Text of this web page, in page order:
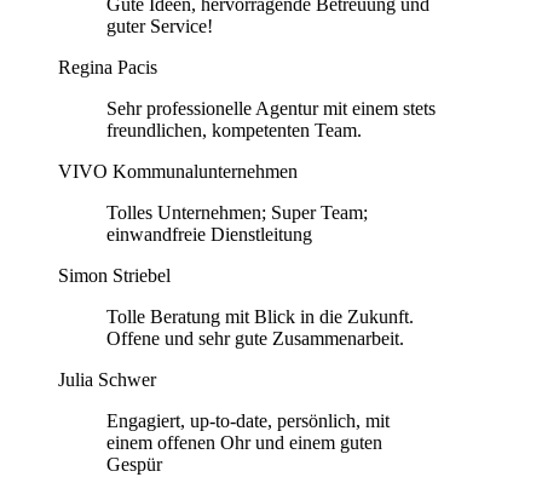
guter Service!
Regina Pacis
Sehr professionelle Agentur mit einem stets
freundlichen, kompetenten Team.
VIVO Kommunalunternehmen
Tolles Unternehmen; Super Team;
einwandfreie Dienstleitung
Simon Striebel
Tolle Beratung mit Blick in die Zukunft.
Offene und sehr gute Zusammenarbeit.
Julia Schwer
Engagiert, up-to-date, persönlich, mit
einem offenen Ohr und einem guten
Gespür